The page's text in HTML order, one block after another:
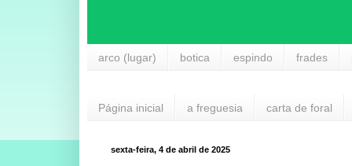
arco (lugar) botica espindo frades
Página inicial a freguesia carta de foral
sexta-feira, 4 de abril de 2025